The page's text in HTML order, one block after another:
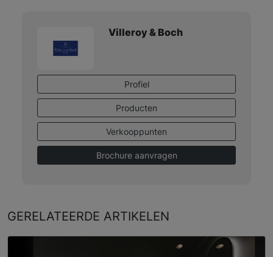
Villeroy & Boch
Profiel
Producten
Verkooppunten
Brochure aanvragen
GERELATEERDE ARTIKELEN